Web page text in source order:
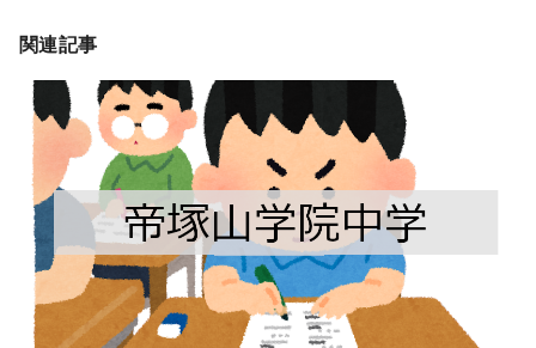
関連記事